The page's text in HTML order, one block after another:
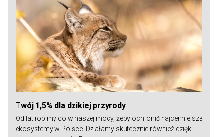
Twój 1,5% dla dzikiej przyrody
Od lat robimy co w naszej mocy, żeby ochronić najcenniejsze
ekosystemy w Polsce. Działamy skutecznie również dzięki